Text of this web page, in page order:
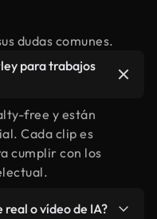
dudas comunes.
para trabajos
free y están
Cada clip es
cumplir con los
o vídeo de IA?